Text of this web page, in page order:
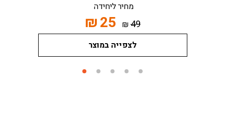
מחיר ליחידה
49
₪
25
₪
לצפייה במוצר